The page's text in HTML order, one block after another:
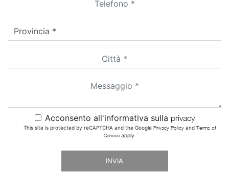
Acconsento all'informativa sulla privacy
This site is protected by reCAPTCHA and the Google Privacy Policyand Terms of
Serviceapply.
INVIA